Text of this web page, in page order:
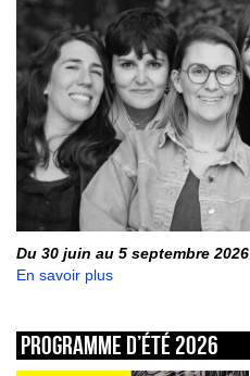
Du 30 juin au 5 septembre 2026
En savoir plus
Programme d’été 2026